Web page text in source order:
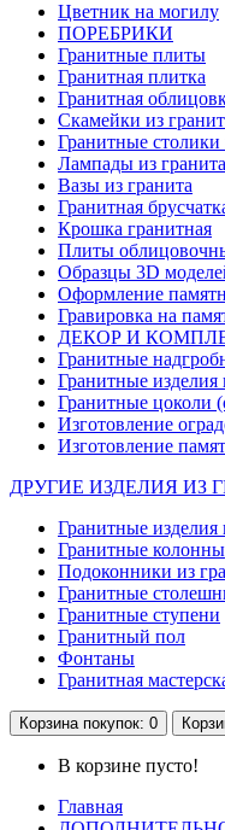
Цветник на могилу
ПОРЕБРИКИ
Гранитные плиты
Гранитная плитка
Гранитная
Скамейки из
Гранитные столики
Лампады из гранита
Вазы из гранита
Гранитная
Крошка гранитная
Плиты
Образцы 3D
Оформление
Гравировка на
ДЕКОР И
Гранитные
Гранитные
Гранитные цоколи
Изготовление
Изготовление
ДРУГИЕ ИЗДЕЛИЯ ИЗ
Гранитные изделия
Гранитные колонны
Подоконники из
Гранитные
Гранитные ступени
Гранитный пол
Фонтаны
Гранитная
Корзинапокупок: 0
В корзине пусто!
Главная